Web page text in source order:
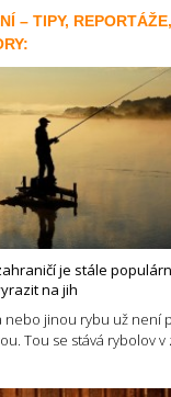
– TIPY, REPORTÁŽE,
je stále
na jih
nebo jinou rybu už není
Tou se stává rybolov v